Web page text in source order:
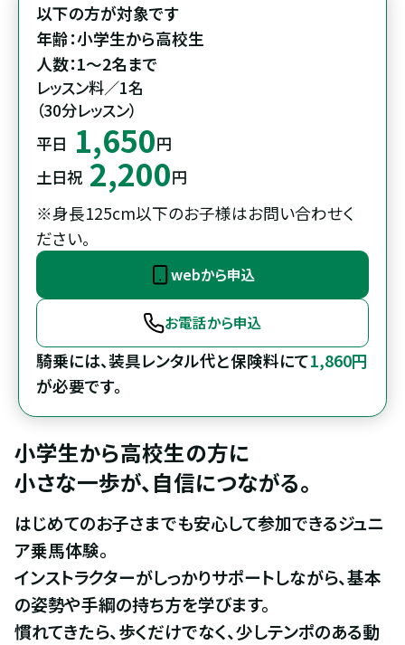
以下の方が対象です
年齢：小学生から高校生
人数：1～2名まで
レッスン料／1名
（30分レッスン）
平日 1,650円
土日祝 2,200円
※身長125cm以下のお子様はお問い合わせく
ださい。
webから申込
お電話から申込
騎乗には、装具レンタル代と保険料にて1,860円
が必要です。
小学生から高校生の方に
小さな一歩が、自信につながる。
はじめてのお子さまでも安心して参加できるジュニ
ア乗馬体験。
インストラクターがしっかりサポートしながら、基本
の姿勢や手綱の持ち方を学びます。
慣れてきたら、歩くだけでなく、少しテンポのある動